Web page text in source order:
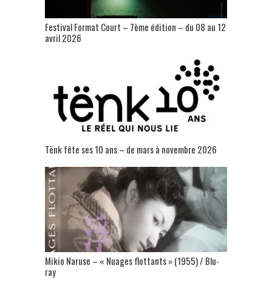
Festival Format Court – 7ème édition – du 08 au 12
avril 2026
Tënk fête ses 10 ans – de mars à novembre 2026
Mikio Naruse – « Nuages flottants » (1955) / Blu-
ray